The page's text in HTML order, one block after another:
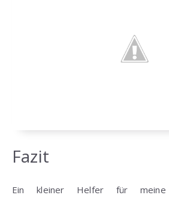
Fazit
Ein kleiner Helfer für meine